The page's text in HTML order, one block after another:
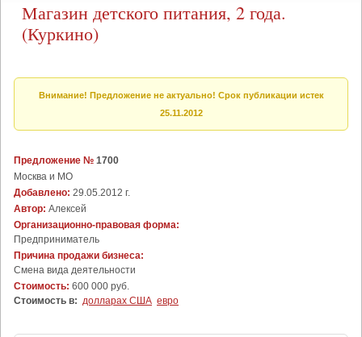
Магазин детского питания, 2 года.
(Куркино)
Внимание! Предложение не актуально! Срок публикации истек
25.11.2012
Предложение № 1700
Москва и МО
Добавлено: 29.05.2012 г.
Автор: Алексей
Организационно-правовая форма:
Предприниматель
Причина продажи бизнеса:
Cмена вида деятельности
Стоимость: 600 000 руб.
Стоимость в: долларах США евро